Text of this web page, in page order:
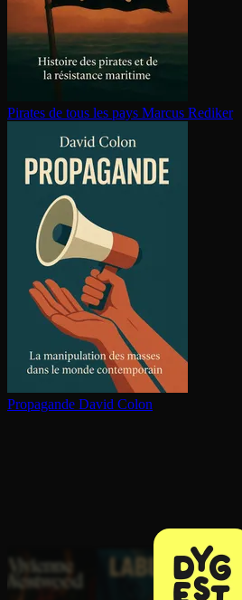
Pirates de tous les pays Marcus Rediker
Propagande David Colon